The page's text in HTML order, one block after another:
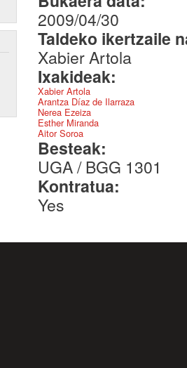
2009/04/30
Taldeko ikertzaile
Xabier Artola
Ixakideak:
Xabier Artola
Arantza Díaz de Ilarraza
Nerea Ezeiza
Esther Miranda
Aitor Soroa
Besteak:
UGA / BGG 1301
Kontratua:
Yes